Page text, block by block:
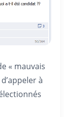
« mauvais
à